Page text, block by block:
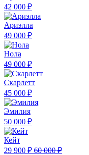
42 000 ₽
Ариэлла
49 000 ₽
Нола
49 000 ₽
Скарлетт
45 000 ₽
Эмилия
50 000 ₽
Кейт
29 900 ₽ 60 000 ₽